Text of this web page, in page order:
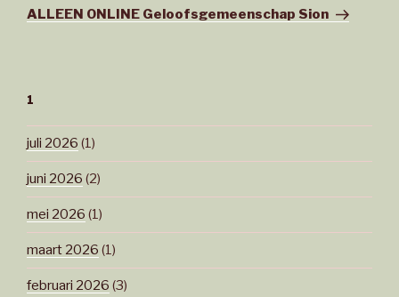
bericht
ALLEEN ONLINE Geloofsgemeenschap Sion
1
juli 2026 (1)
juni 2026 (2)
mei 2026 (1)
maart 2026 (1)
februari 2026 (3)